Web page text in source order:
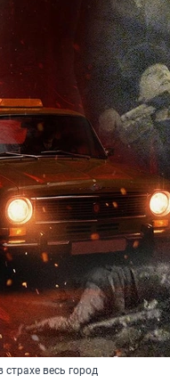
весь город